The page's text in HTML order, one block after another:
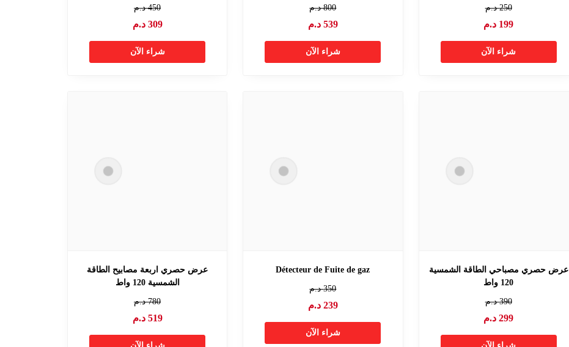
250د.م
199 د.م
شراء الآن
800د.م
539 د.م
شراء الآن
450د.م
309 د.م
شراء الآن
عرض حصري مصباحي الطاقة الشمسية
120 واط
390د.م
299د.م
Détecteur de Fuite de gaz
350د.م
239 د.م
شراء الآن
عرض حصري اربعة مصابيح الطاقة
الشمسية 120 واط
780د.م
519 د.م